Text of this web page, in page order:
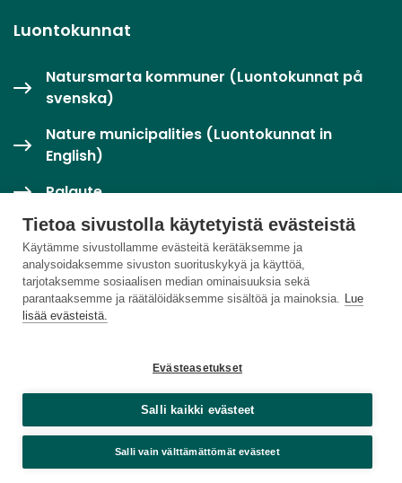
Tietoa sivustolla käytetyistä evästeistä
Käytämme sivustollamme evästeitä kerätäksemme ja
analysoidaksemme sivuston suorituskykyä ja käyttöä,
tarjotaksemme sosiaalisen median ominaisuuksia sekä
parantaaksemme ja räätälöidäksemme sisältöä ja mainoksia. Lue
lisää evästeistä.
Evästeasetukset
Salli kaikki evästeet
Salli vain välttämättömät evästeet
Luontokunnat
Natursmarta kommuner (Luontokunnat på
svenska)
Nature municipalities (Luontokunnat in
English)
Palaute
Twitter / X
Luontoloikka-palvelu